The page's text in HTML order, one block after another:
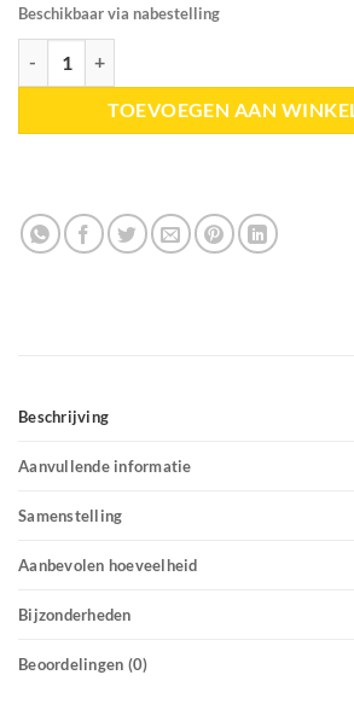
Beschikbaar via nabestelling
TOEVOEGEN AAN
Beschrijving
Aanvullende informatie
Samenstelling
Aanbevolen hoeveelheid
Bijzonderheden
Beoordelingen (0)